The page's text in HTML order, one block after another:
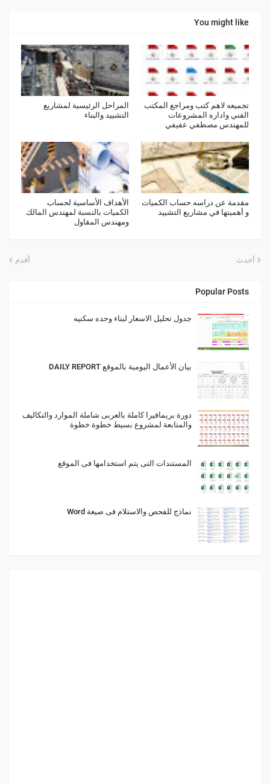
You might like
تجميعه لاهم كتب ومراجع المكتب
الفني واداره المشروعات
للمهندس مصطفي عفيفي
المراحل الرئيسية لمشاريع
التشييد والبناء
مقدمة عن دراسه حساب الكميات
و أهميتها في مشاريع التشييد
الأهداف الأساسية لحساب
الكميات بالنسبة لمهندس المالك
ومهندس المقاول
أحدث أقدم
Popular Posts
جدول تحليل الاسعار لبناء وحده سكنيه
بيان الأعمال اليومية بالموقع DAILY REPORT
دورة بريمافيرا كاملة بالعربى شاملة الموارد والتكاليف
والمتابعة لمشروع بسيط خطوة خطوة
المستندات التى يتم استخدامها فى الموقع
نماذج للفحص والاستلام فى صيغة Word